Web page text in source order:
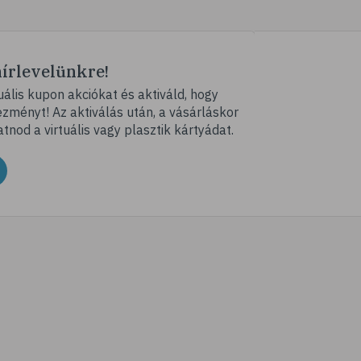
# vas
# vérszegénység
# stressz
# stresszcsökkentés
kupon akciókat és aktiváld, hogy
Az aktiválás után, a vásárláskor
a virtuális vagy plasztik kártyádat.